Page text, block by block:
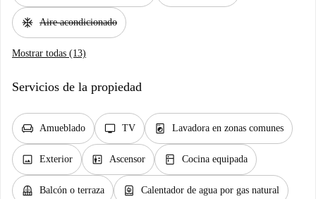
ac_unit Aire acondicionado
Mostrar todas (13)
Servicios de la propiedad
chair Amueblado tv TV local_laundry_service Lavadora en zonas comunes
image Exterior elevator Ascensor kitchen Cocina equipada
balcony Balcón o terraza water_heater Calentador de agua por gas natural